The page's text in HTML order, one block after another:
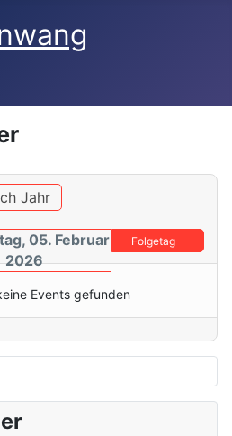
Jahr
05. Februar
2026
Folgetag
Events gefunden